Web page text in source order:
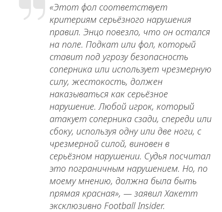
«Этот фол соответствует
критериям серьёзного нарушения
правил. Энцо повезло, что он остался
на поле. Подкат или фол, который
ставит под угрозу безопасность
соперника или использует чрезмерную
силу, жестокость, должен
наказываться как серьёзное
нарушение. Любой игрок, который
атакует соперника сзади, спереди или
сбоку, используя одну или две ноги, с
чрезмерной силой, виновен в
серьёзном нарушении. Судья посчитал
это пограничным нарушением. Но, по
моему мнению, должна была быть
прямая красная», — заявил Хакетт
эксклюзивно Football Insider.